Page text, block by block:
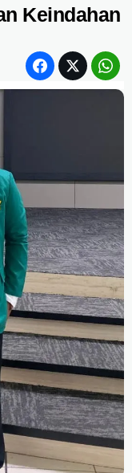
Keindahan